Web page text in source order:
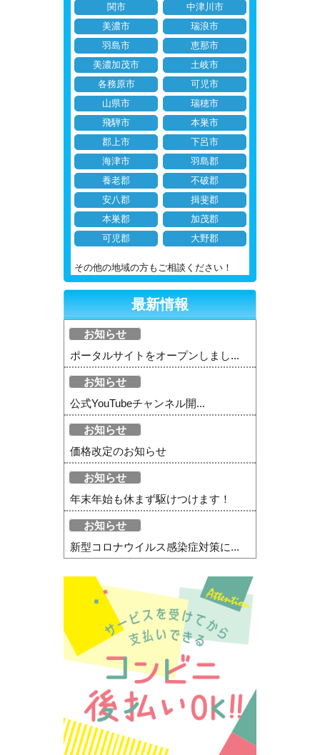
関市
中津川市
美濃市
瑞浪市
羽島市
恵那市
美濃加茂市
土岐市
各務原市
可児市
山県市
瑞穂市
飛騨市
本巣市
郡上市
下呂市
海津市
羽島郡
養老郡
不破郡
安八郡
揖斐郡
本巣郡
加茂郡
可児郡
大野郡
その他の地域の方もご相談ください！
最新情報
お知らせ
ポータルサイトをオープンしまし...
お知らせ
公式YouTubeチャンネル開...
お知らせ
価格改定のお知らせ
お知らせ
年末年始も休まず駆けつけます！
お知らせ
新型コロナウイルス感染症対策に...